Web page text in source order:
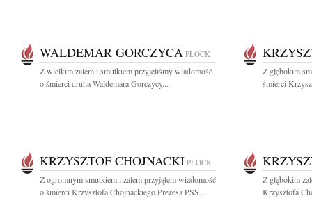
WALDEMAR GORCZYCA PŁOCK
Z wielkim żalem i smutkiem przyjęliśmy wiadomość
o śmierci druha Waldemara Gorczycy...
Z głębokim
śmierci
KRZYSZTOF CHOJNACKI PŁOCK
Z ogromnym smutkiem i żalem przyjąłem wiadomość
o śmierci Krzysztofa Chojnackiego Prezesa PSS...
Z głębokim
Krzysztofa